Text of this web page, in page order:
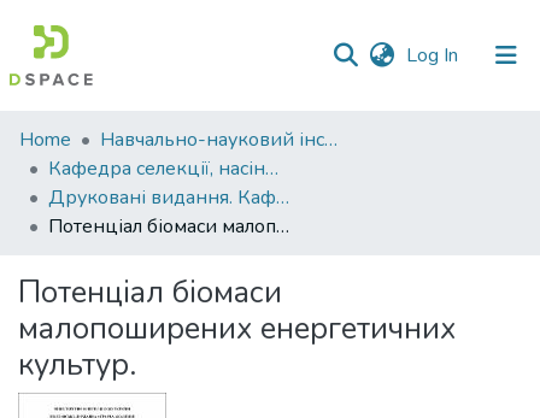
Log In (current)
Communities
&
Collections
All of DSpace
Statistics
Home
Навчально-науковий інститут агротехнологій, селекції та екології
Кафедра селекції, насінництва і генетики
Друковані видання. Кафедра селекції, насінництва і генетики
Потенціал біомаси малопоширених енергетичних культур.
Потенціал біомаси
малопоширених енергетичних
культур.